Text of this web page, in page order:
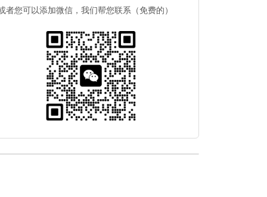
者您可以添加微信，我们帮您联系（免费的）